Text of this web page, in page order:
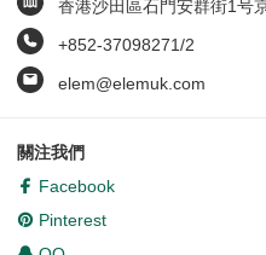
香港沙田區石門安群街1号
+852-37098271/2
elem@elemuk.com
關注我們
Facebook
Pinterest